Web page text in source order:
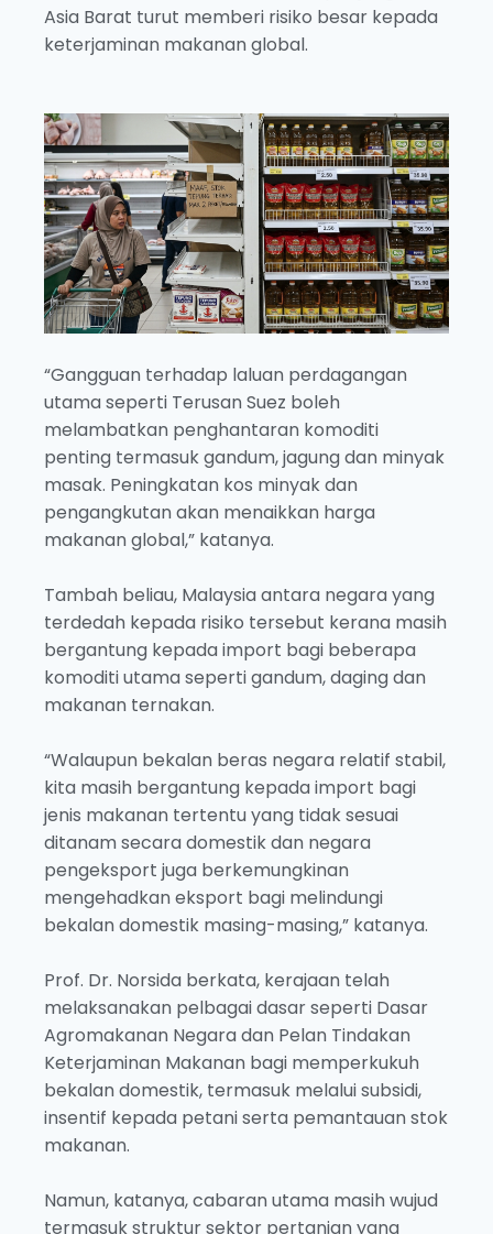
Asia Barat turut memberi risiko besar kepada
keterjaminan makanan global.
“Gangguan terhadap laluan perdagangan
utama seperti Terusan Suez boleh
melambatkan penghantaran komoditi
penting termasuk gandum, jagung dan minyak
masak. Peningkatan kos minyak dan
pengangkutan akan menaikkan harga
makanan global,” katanya.
Tambah beliau, Malaysia antara negara yang
terdedah kepada risiko tersebut kerana masih
bergantung kepada import bagi beberapa
komoditi utama seperti gandum, daging dan
makanan ternakan.
“Walaupun bekalan beras negara relatif stabil,
kita masih bergantung kepada import bagi
jenis makanan tertentu yang tidak sesuai
ditanam secara domestik dan negara
pengeksport juga berkemungkinan
mengehadkan eksport bagi melindungi
bekalan domestik masing-masing,” katanya.
Prof. Dr. Norsida berkata, kerajaan telah
melaksanakan pelbagai dasar seperti Dasar
Agromakanan Negara dan Pelan Tindakan
Keterjaminan Makanan bagi memperkukuh
bekalan domestik, termasuk melalui subsidi,
insentif kepada petani serta pemantauan stok
makanan.
Namun, katanya, cabaran utama masih wujud
termasuk struktur sektor pertanian yang